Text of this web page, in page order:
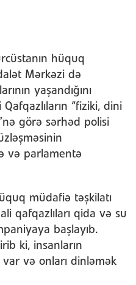
hüquq
Mərkəzi də
yaşandığını
“fiziki, dini
görə sərhəd polisi
və parlamentə
müdafiə təşkilatı
qafqazlıları qida və su
başlayıb.
ki, insanların
var və onları dinləmək